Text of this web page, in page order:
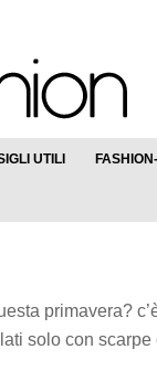
UTILI
primavera?
solo con scarpe